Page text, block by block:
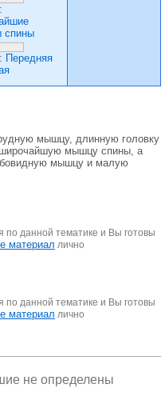
спины
: Передняя
мышцу, длинную головку
мышцу спины, а
мышцу и малую
данной тематике и Вы готовы
материал лично
данной тематике и Вы готовы
материал лично
не определены